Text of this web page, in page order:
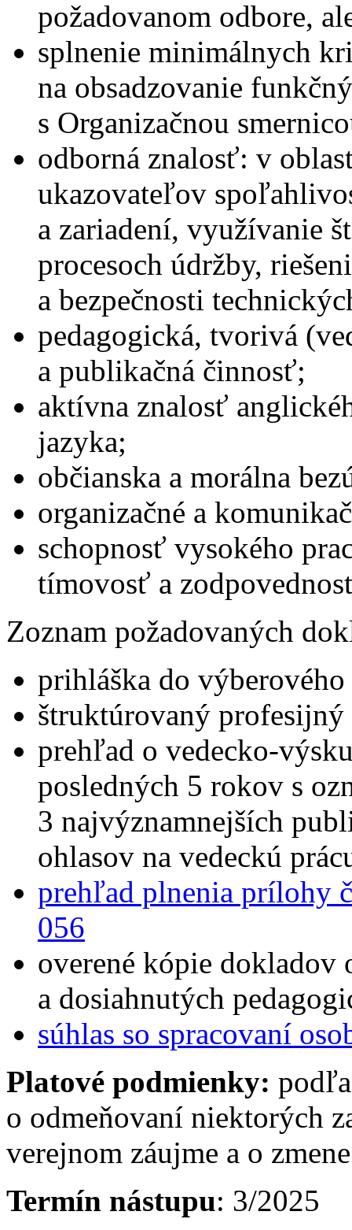
požadovanom odbore,
splnenie minimálnych
na obsadzovanie
s Organizačnou
odborná znalosť: v
ukazovateľov
a zariadení, využívanie
procesoch údržby,
a bezpečnosti
pedagogická, tvorivá
a publikačná činnosť;
aktívna znalosť
jazyka;
občianska a morálna
organizačné a
schopnosť vysokého
tímovosť a
Zoznam požadovaných
prihláška do
štruktúrovaný
prehľad o vedecko-
posledných 5 rokov s
3 najvýznamnejších
ohlasov na vedeckú
prehľad plnenia prílohy
056
overené kópie dokladov
a dosiahnutých
súhlas so spracovaní
Platové podmienky:
o odmeňovaní niektorých
verejnom záujme a o
Termín nástupu: 3/2025